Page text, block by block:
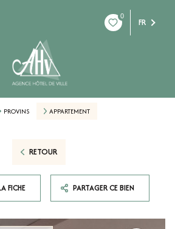
0
FR
PROVINS APPARTEMENT
RETOUR
FICHE PARTAGER CE BIEN